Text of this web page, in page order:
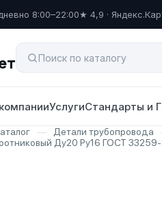
8:00–22:00★ 4,9 ·
УслугиСтандарты и
— Детали трубопровода
Ду20 Ру16 ГОСТ